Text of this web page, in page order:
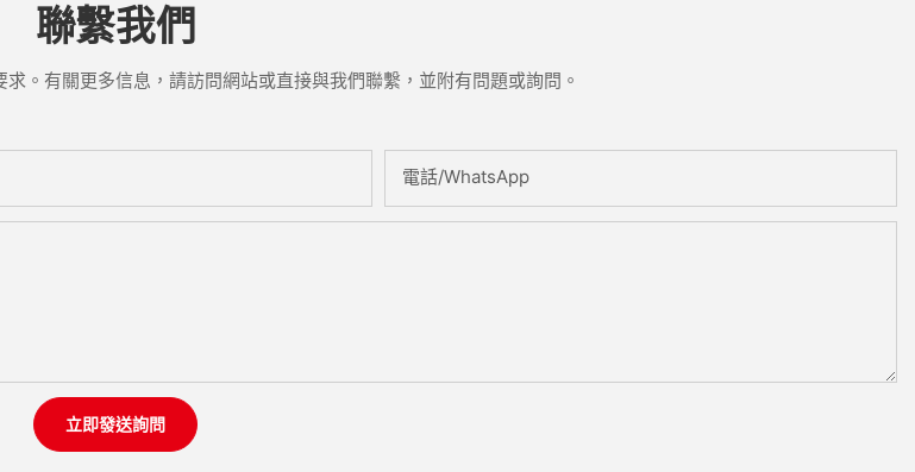
聯繫我們
。有關更多信息，請訪問網站或直接與我們聯繫，並附有問題或詢問。
電話/WhatsApp
立即發送詢問